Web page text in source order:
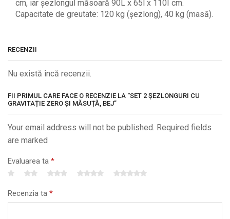
cm, iar șezlongul măsoară 90L x 65l x 110Î cm.
Capacitate de greutate: 120 kg (șezlong), 40 kg (masă).
RECENZII
Nu există încă recenzii.
FII PRIMUL CARE FACE O RECENZIE LA “SET 2 ȘEZLONGURI CU
GRAVITAȚIE ZERO ȘI MĂSUȚĂ, BEJ”
Your email address will not be published. Required fields
are marked
Evaluarea ta *
Recenzia ta *